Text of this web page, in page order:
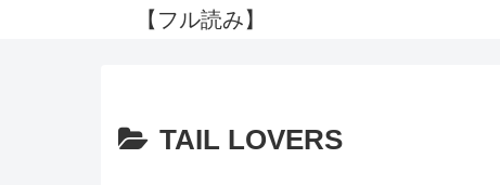
【フル読み】
TAIL LOVERS